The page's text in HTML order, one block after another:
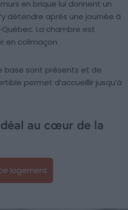
en brique lui donnent un
détendre après une journée à
La chambre est
en colimaçon.
base sont présents et de
permet d’accueillir jusqu’à
au cœur de la
logement